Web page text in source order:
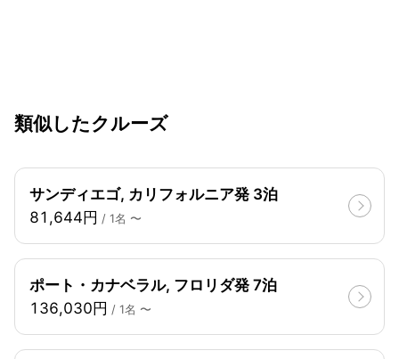
類似したクルーズ
サンディエゴ, カリフォルニア発 3泊
81,644円 / 1名 〜
ポート・カナベラル, フロリダ発 7泊
136,030円 / 1名 〜